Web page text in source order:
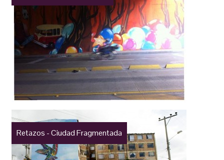
Retazos - Ciudad Fragmentada